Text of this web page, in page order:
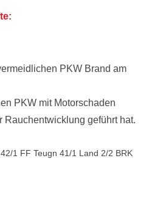
PKW Brand am
PKW mit Motorschaden
Rauchentwicklung geführt hat.
1 FF Teugn 41/1 Land 2/2 BRK